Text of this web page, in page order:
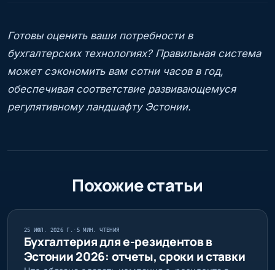
Готовы оценить ваши потребности в
бухгалтерских технологиях? Правильная система
может сэкономить вам сотни часов в год,
обеспечивая соответствие развивающемуся
регулятивному ландшафту Эстонии.
Похожие статьи
25 ИЮЛ. 2026 Г. · 5 МИН. ЧТЕНИЯ
Бухгалтерия для е-резидентов в
Эстонии 2026: отчеты, сроки и ставки